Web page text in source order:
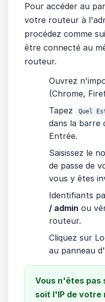
Pour accéder au
votre routeur à
procédez comme
être connecté au
routeur.
Ouvrez
(Chrome,
Tapez
Quel
dans la barre
Entrée.
Saisissez le
de passe de
vous y êtes
Identifiants
/ admin ou
routeur.
Cliquez sur
au panneau
Vous n'êtes pas
soit l'IP de votre